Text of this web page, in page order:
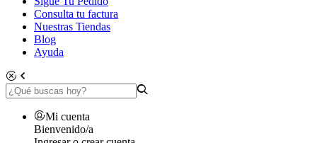
Consulta tu factura
Nuestras Tiendas
Blog
Ayuda
Mi cuenta
Bienvenido/a